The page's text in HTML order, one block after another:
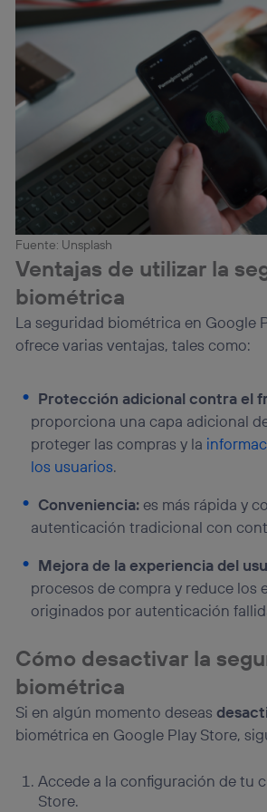
Fuente: Unsplash
Ventajas de utilizar la
biométrica
La seguridad biométrica en Google
ofrece varias ventajas, tales como:
Protección adicional contra el
proporciona una capa adicional
proteger las compras y la
los usuarios.
Conveniencia:es más rápida y
autenticación tradicional con
Mejora de la experiencia del
procesos de compra y reduce los
originados por autenticación
Cómo desactivar la
biométrica
Si en algún momento deseas
biométrica en Google Play Store,
Accede a la configuración de tu
Store.